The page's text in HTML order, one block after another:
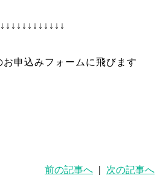
申込みフォームに飛びます
前の記事へ 次の記事へ